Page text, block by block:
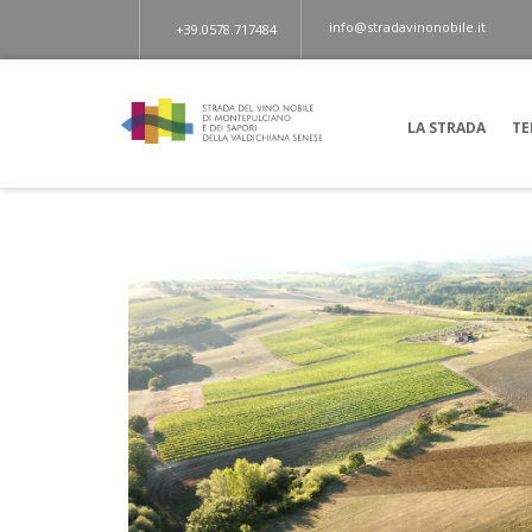
+39.0578.717484 info@stradavinonobile.it
LA STRADA